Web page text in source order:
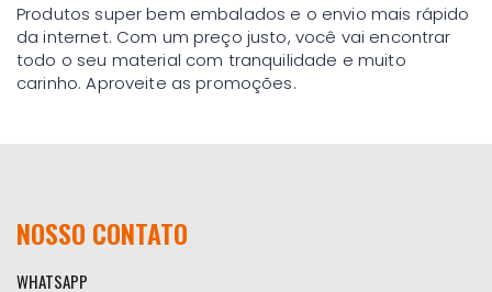
Produtos super bem embalados e o envio mais rápido
da internet. Com um preço justo, você vai encontrar
todo o seu material com tranquilidade e muito
carinho. Aproveite as promoções.
NOSSO CONTATO
WHATSAPP